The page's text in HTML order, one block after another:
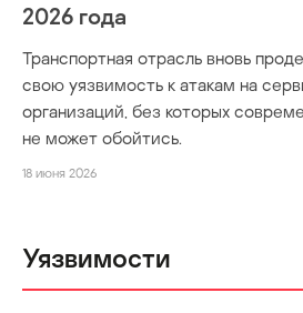
2026 года
Транспортная отрасль вновь
свою уязвимость к атакам на
организаций, без которых
не может обойтись.
18 июня 2026
Уязвимости